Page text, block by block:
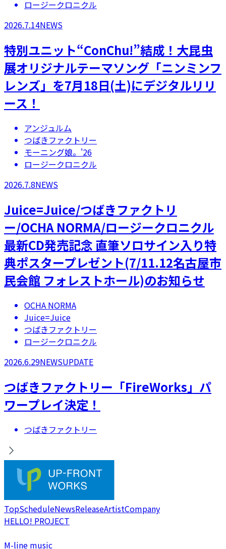
ロージークロニクル
2026.7.14NEWS
特別ユニット“ConChu!”結成！大昆虫
展オリジナルテーマソング「ニンミンフ
レンズ」を7月18日(土)にデジタルリリ
ース！
アンジュルム
つばきファクトリー
モーニング娘。'26
ロージークロニクル
2026.7.8NEWS
Juice=Juice/つばきファクトリ
ー/OCHA NORMA/ロージークロニクル
最新CD発売記念 直筆ソロサイン入り特
典ポスタープレゼント(7/11.12名古屋市
民会館 フォレストホール)のお知らせ
OCHA NORMA
Juice=Juice
つばきファクトリー
ロージークロニクル
2026.6.29NEWSUPDATE
つばきファクトリー「FireWorks」パ
ワープレイ決定！
つばきファクトリー
TopScheduleNewsReleaseArtistCompany
HELLO! PROJECT
M-line music